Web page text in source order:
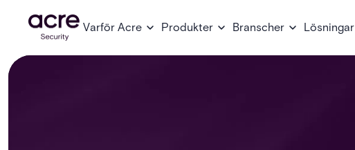
Varför Acre Produkter Branscher Lösningar